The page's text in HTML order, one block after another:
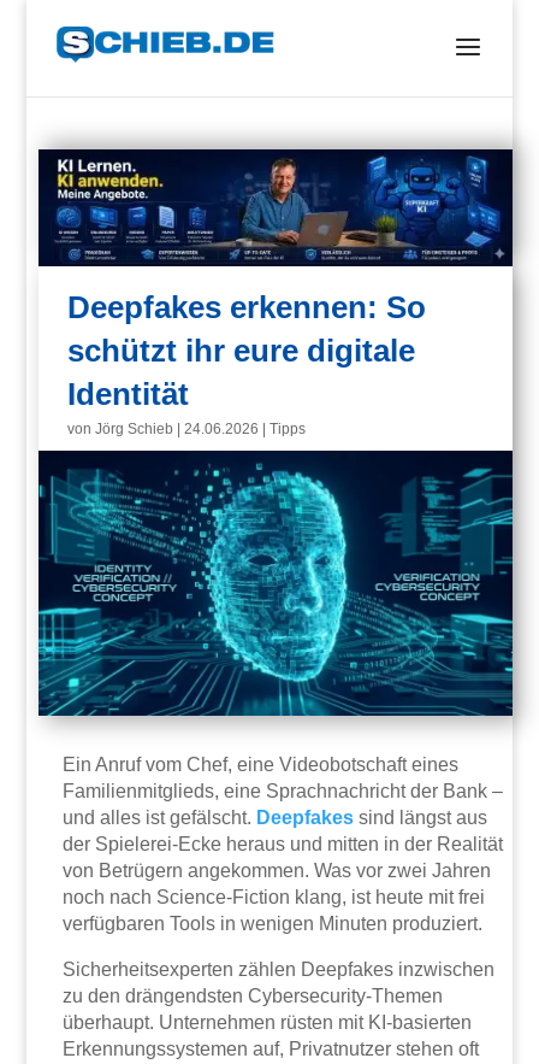
Deepfakes erkennen: So
schützt ihr eure digitale
Identität
vonJörg Schieb |24.06.2026 |Tipps
Ein Anruf vom Chef, eine Videobotschaft eines
Familienmitglieds, eine Sprachnachricht der Bank –
und alles ist gefälscht. Deepfakes sind längst aus
der Spielerei-Ecke heraus und mitten in der Realität
von Betrügern angekommen. Was vor zwei Jahren
noch nach Science-Fiction klang, ist heute mit frei
verfügbaren Tools in wenigen Minuten produziert.
Sicherheitsexperten zählen Deepfakes inzwischen
zu den drängendsten Cybersecurity-Themen
überhaupt. Unternehmen rüsten mit KI-basierten
Erkennungssystemen auf, Privatnutzer stehen oft